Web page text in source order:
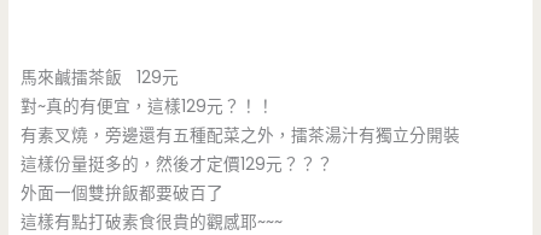
馬來鹹擂茶飯 129元
對~真的有便宜，這樣129元？！！
有素叉燒，旁邊還有五種配菜之外，擂茶湯汁有獨立分開裝
這樣份量挺多的，然後才定價129元？？？
外面一個雙拚飯都要破百了
這樣有點打破素食很貴的觀感耶~~~